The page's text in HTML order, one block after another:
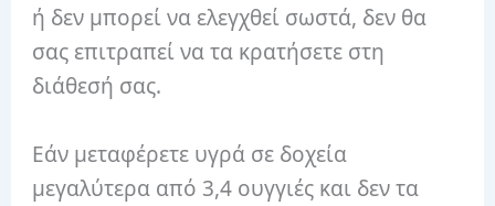
ή δεν μπορεί να ελεγχθεί σωστά, δεν θα
σας επιτραπεί να τα κρατήσετε στη
διάθεσή σας.
Εάν μεταφέρετε υγρά σε δοχεία
μεγαλύτερα από 3,4 ουγγιές και δεν τα